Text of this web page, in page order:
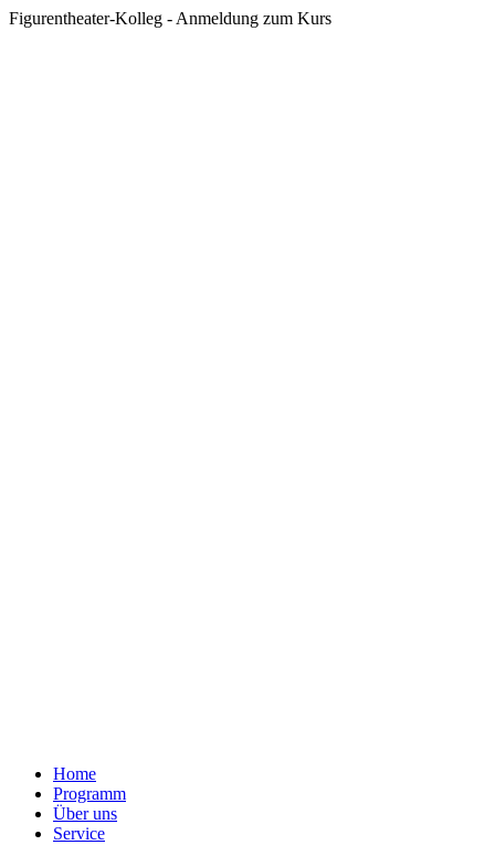
Figurentheater-Kolleg - Anmeldung zum Kurs
Home
Programm
Über uns
Service